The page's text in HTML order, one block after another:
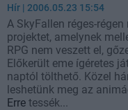
Hír | 2006.05.23 15:54
A SkyFallen réges-
projektet, amelynek
RPG nem veszett el,
Előkerült eme ígéretes
naptól tölthető. Közel
leshetünk meg az
Erre tessék...